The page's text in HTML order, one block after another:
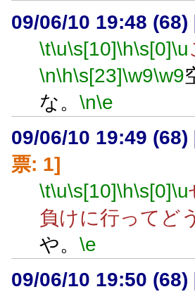
09/06/10 19:48 (68)
\t\u\s[10]\h\s[0]\u
\n\h\s[23]\w9\w9
な。 \n\e
09/06/10 19:49 (68)
票: 1]
\t\u\s[10]\h\s[0]\u
負けに行ってど
や。 \e
09/06/10 19:50 (68)